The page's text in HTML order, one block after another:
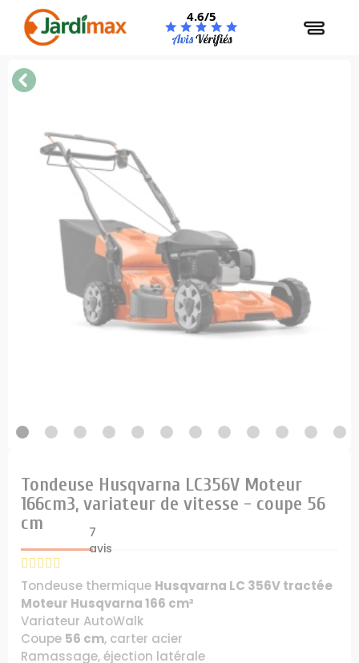
4.6/5
Tondeuse Husqvarna LC356V Moteur
166cm3, variateur de vitesse - coupe 56
cm
7
avis
Tondeuse thermique Husqvarna LC 356V tractée
Moteur Husqvarna 166 cm³
Variateur AutoWalk
Coupe 56 cm, carter acier
Ramassage, éjection latérale
Panneau de gestion des cookies